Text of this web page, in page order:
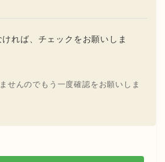
れば、チェックをお願いしま
せんのでもう一度確認をお願いしま